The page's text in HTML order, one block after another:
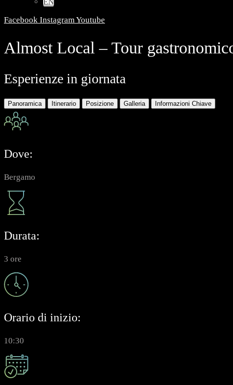
Facebook InstagramYoutube
Almost Local – Tour
Esperienze in giornata
Panoramica Itinerario Posizione Galleria Informazioni Chiave
Dove:
Bergamo
Durata:
3 ore
Orario di inizio:
10:30